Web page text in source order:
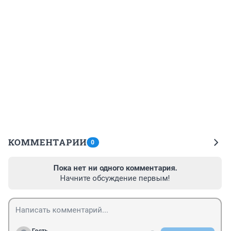
КОММЕНТАРИИ 0
Пока нет ни одного комментария.
Начните обсуждение первым!